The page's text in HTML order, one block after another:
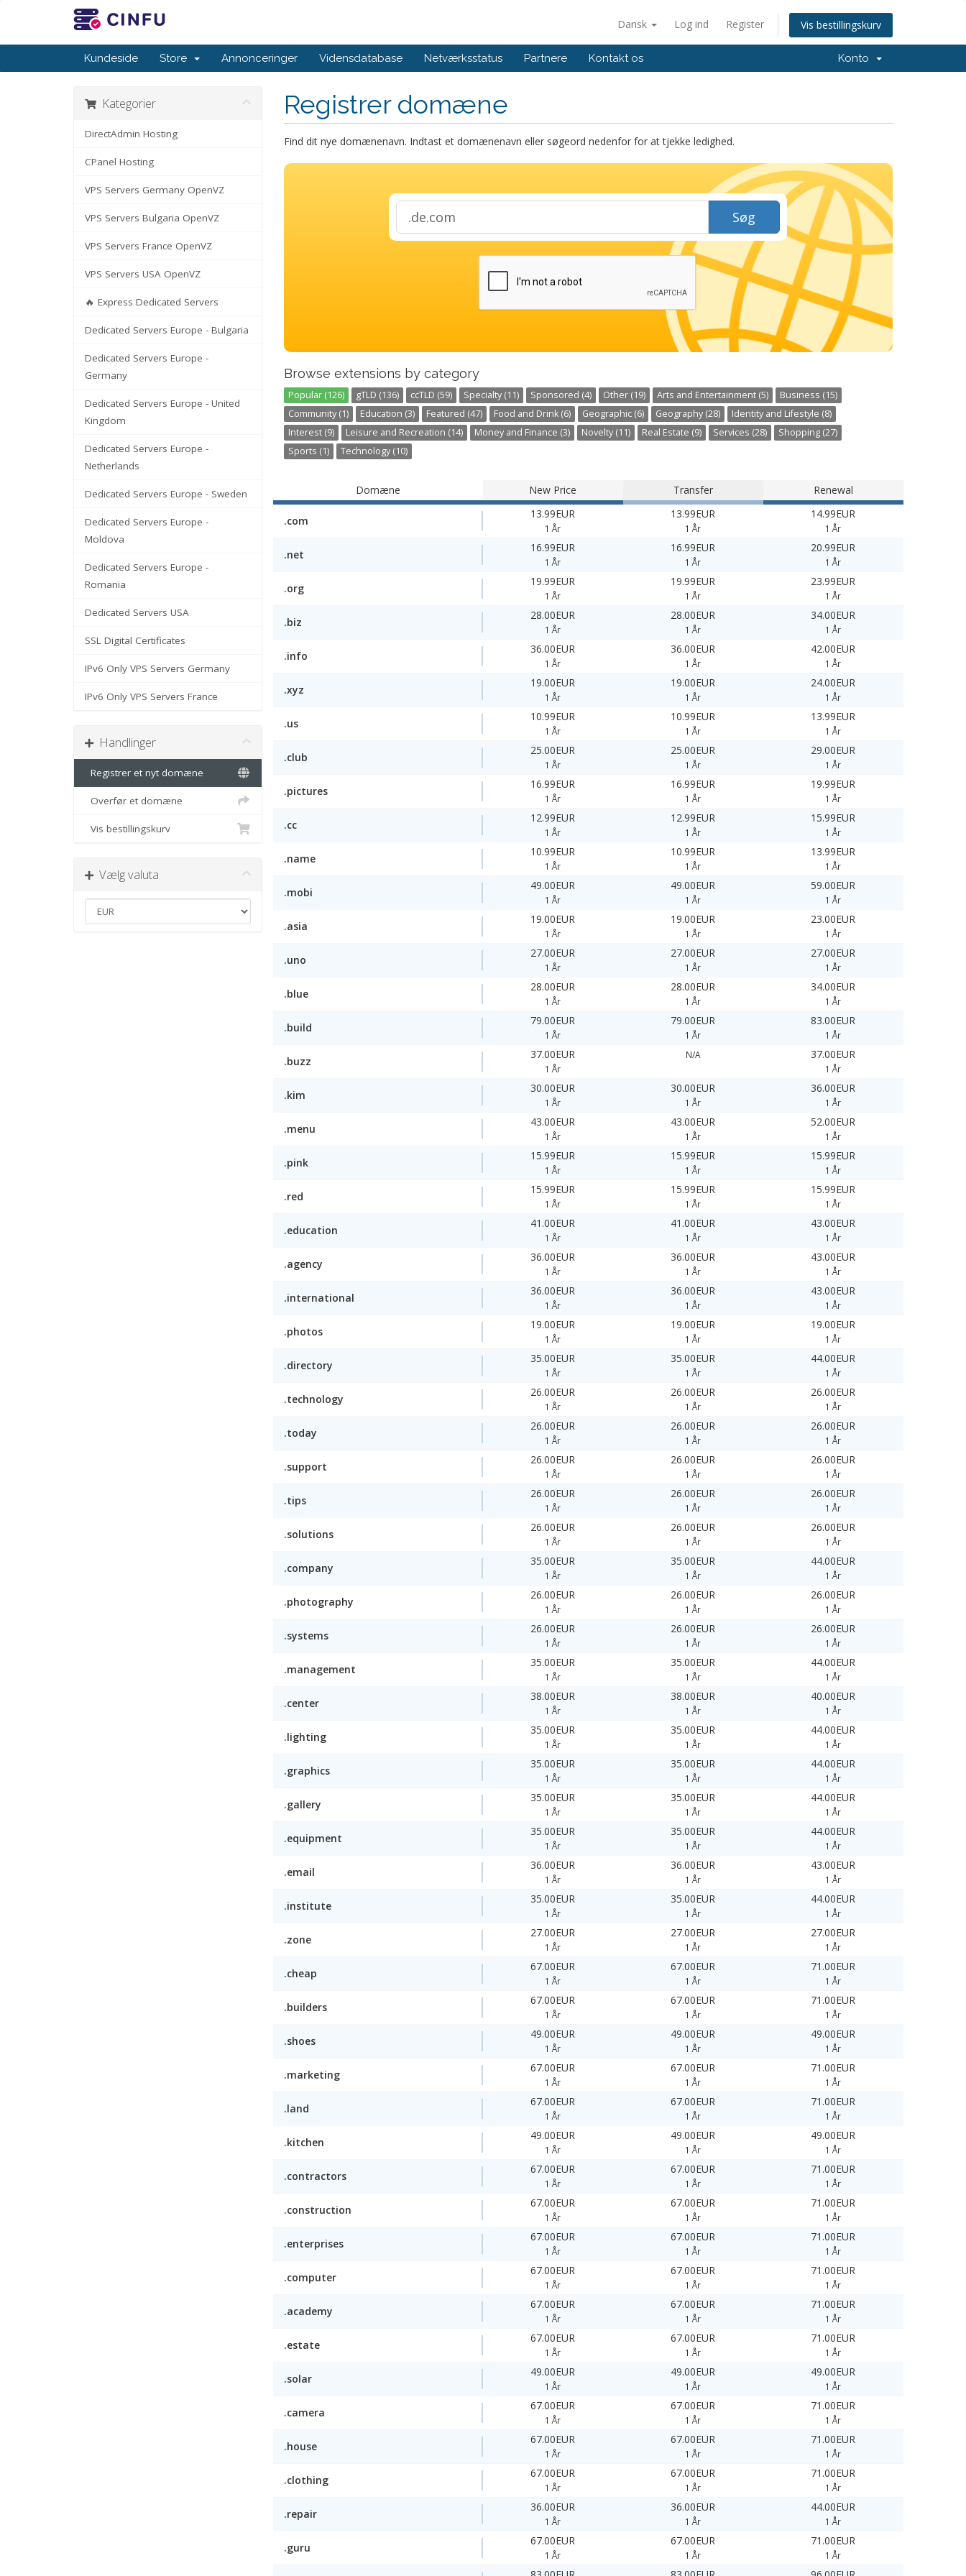
Dansk Log ind Register Vis bestillingskurv
Kundeside Store Annonceringer Vidensdatabase Netværksstatus Partnere Kontakt os Konto
Registrer domæne
Kategorier
DirectAdmin Hosting
CPanel Hosting
VPS Servers Germany OpenVZ
VPS Servers Bulgaria OpenVZ
VPS Servers France OpenVZ
VPS Servers USA OpenVZ
🔥 Express Dedicated Servers
Dedicated Servers Europe - Bulgaria
Dedicated Servers Europe -
Germany
Dedicated Servers Europe - United
Kingdom
Dedicated Servers Europe -
Netherlands
Dedicated Servers Europe - Sweden
Dedicated Servers Europe -
Moldova
Dedicated Servers Europe -
Romania
Dedicated Servers USA
SSL Digital Certificates
IPv6 Only VPS Servers Germany
IPv6 Only VPS Servers France
Handlinger
Registrer et nyt domæne
Overfør et domæne
Vis bestillingskurv
Vælg valuta
Find dit nye domænenavn. Indtast et domænenavn eller søgeord nedenfor for at tjekke ledighed.
Søg
Browse extensions by category
Popular (126) gTLD (136) ccTLD (59) Specialty (11) Sponsored (4) Other (19) Arts and Entertainment (5)
Business (15)
Community (1)
Education (3) Featured (47) Food and Drink (6) Geographic (6) Geography (28)
Identity and Lifestyle (8)
Interest (9)
Leisure and Recreation (14) Money and Finance (3) Novelty (11) Real Estate (9) Services (28)
Shopping (27)
Sports (1)
Technology (10)
Domæne New Price Transfer Renewal
.com
13.99EUR
1 År
13.99EUR
1 År
14.99EUR
1 År
.net
16.99EUR
1 År
16.99EUR
1 År
20.99EUR
1 År
.org
19.99EUR
1 År
19.99EUR
1 År
23.99EUR
1 År
.biz
28.00EUR
1 År
28.00EUR
1 År
34.00EUR
1 År
.info
36.00EUR
1 År
36.00EUR
1 År
42.00EUR
1 År
.xyz
19.00EUR
1 År
19.00EUR
1 År
24.00EUR
1 År
.us
10.99EUR
1 År
10.99EUR
1 År
13.99EUR
1 År
.club
25.00EUR
1 År
25.00EUR
1 År
29.00EUR
1 År
.pictures
16.99EUR
1 År
16.99EUR
1 År
19.99EUR
1 År
.cc
12.99EUR
1 År
12.99EUR
1 År
15.99EUR
1 År
.name
10.99EUR
1 År
10.99EUR
1 År
13.99EUR
1 År
.mobi
49.00EUR
1 År
49.00EUR
1 År
59.00EUR
1 År
.asia
19.00EUR
1 År
19.00EUR
1 År
23.00EUR
1 År
.uno
27.00EUR
1 År
27.00EUR
1 År
27.00EUR
1 År
.blue
28.00EUR
1 År
28.00EUR
1 År
34.00EUR
1 År
.build
79.00EUR
1 År
79.00EUR
1 År
83.00EUR
1 År
.buzz
37.00EUR
1 År
N/A 37.00EUR
1 År
.kim
30.00EUR
1 År
30.00EUR
1 År
36.00EUR
1 År
.menu
43.00EUR
1 År
43.00EUR
1 År
52.00EUR
1 År
.pink
15.99EUR
1 År
15.99EUR
1 År
15.99EUR
1 År
.red
15.99EUR
1 År
15.99EUR
1 År
15.99EUR
1 År
.education
41.00EUR
1 År
41.00EUR
1 År
43.00EUR
1 År
.agency
36.00EUR
1 År
36.00EUR
1 År
43.00EUR
1 År
.international
36.00EUR
1 År
36.00EUR
1 År
43.00EUR
1 År
.photos
19.00EUR
1 År
19.00EUR
1 År
19.00EUR
1 År
.directory
35.00EUR
1 År
35.00EUR
1 År
44.00EUR
1 År
.technology
26.00EUR
1 År
26.00EUR
1 År
26.00EUR
1 År
.today
26.00EUR
1 År
26.00EUR
1 År
26.00EUR
1 År
.support
26.00EUR
1 År
26.00EUR
1 År
26.00EUR
1 År
.tips
26.00EUR
1 År
26.00EUR
1 År
26.00EUR
1 År
.solutions
26.00EUR
1 År
26.00EUR
1 År
26.00EUR
1 År
.company
35.00EUR
1 År
35.00EUR
1 År
44.00EUR
1 År
.photography
26.00EUR
1 År
26.00EUR
1 År
26.00EUR
1 År
.systems
26.00EUR
1 År
26.00EUR
1 År
26.00EUR
1 År
.management
35.00EUR
1 År
35.00EUR
1 År
44.00EUR
1 År
.center
38.00EUR
1 År
38.00EUR
1 År
40.00EUR
1 År
.lighting
35.00EUR
1 År
35.00EUR
1 År
44.00EUR
1 År
.graphics
35.00EUR
1 År
35.00EUR
1 År
44.00EUR
1 År
.gallery
35.00EUR
1 År
35.00EUR
1 År
44.00EUR
1 År
.equipment
35.00EUR
1 År
35.00EUR
1 År
44.00EUR
1 År
.email
36.00EUR
1 År
36.00EUR
1 År
43.00EUR
1 År
.institute
35.00EUR
1 År
35.00EUR
1 År
44.00EUR
1 År
.zone
27.00EUR
1 År
27.00EUR
1 År
27.00EUR
1 År
.cheap
67.00EUR
1 År
67.00EUR
1 År
71.00EUR
1 År
.builders
67.00EUR
1 År
67.00EUR
1 År
71.00EUR
1 År
.shoes
49.00EUR
1 År
49.00EUR
1 År
49.00EUR
1 År
.marketing
67.00EUR
1 År
67.00EUR
1 År
71.00EUR
1 År
.land
67.00EUR
1 År
67.00EUR
1 År
71.00EUR
1 År
.kitchen
49.00EUR
1 År
49.00EUR
1 År
49.00EUR
1 År
.contractors
67.00EUR
1 År
67.00EUR
1 År
71.00EUR
1 År
.construction
67.00EUR
1 År
67.00EUR
1 År
71.00EUR
1 År
.enterprises
67.00EUR
1 År
67.00EUR
1 År
71.00EUR
1 År
.computer
67.00EUR
1 År
67.00EUR
1 År
71.00EUR
1 År
.academy
67.00EUR
1 År
67.00EUR
1 År
71.00EUR
1 År
.estate
67.00EUR
1 År
67.00EUR
1 År
71.00EUR
1 År
.solar
49.00EUR
1 År
49.00EUR
1 År
49.00EUR
1 År
.camera
67.00EUR
1 År
67.00EUR
1 År
71.00EUR
1 År
.house
67.00EUR
1 År
67.00EUR
1 År
71.00EUR
1 År
.clothing
67.00EUR
1 År
67.00EUR
1 År
71.00EUR
1 År
.repair
36.00EUR
1 År
36.00EUR
1 År
44.00EUR
1 År
.guru
67.00EUR
1 År
67.00EUR
1 År
71.00EUR
1 År